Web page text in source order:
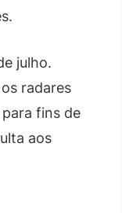
julho.
radares
fins de
aos